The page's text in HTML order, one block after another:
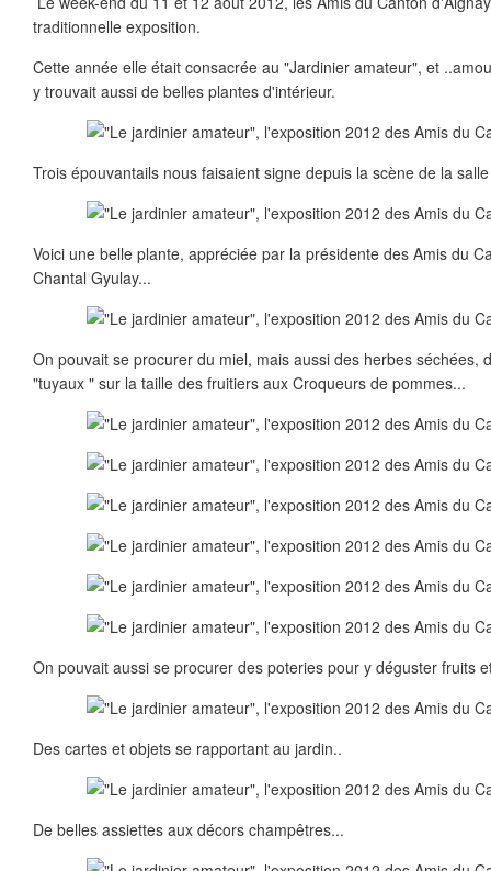
traditionnelle exposition.
Cette année elle était consacrée au "Jardinier amateur", et
y trouvait aussi de belles plantes d'intérieur.
Trois épouvantails nous faisaient signe depuis la scène de la
Voici une belle plante, appréciée par la présidente des Amis du
Chantal Gyulay...
On pouvait se procurer du miel, mais aussi des herbes séchées,
"tuyaux " sur la taille des fruitiers aux Croqueurs de pommes...
On pouvait aussi se procurer des poteries pour y déguster fruits
Des cartes et objets se rapportant au jardin..
De belles assiettes aux décors champêtres...